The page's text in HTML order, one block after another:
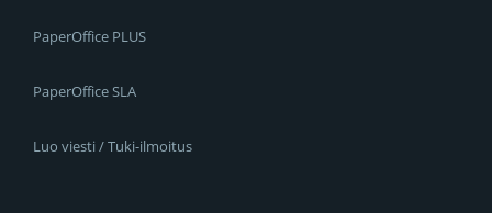
PaperOffice PLUS
PaperOffice SLA
Luo viesti / Tuki-ilmoitus